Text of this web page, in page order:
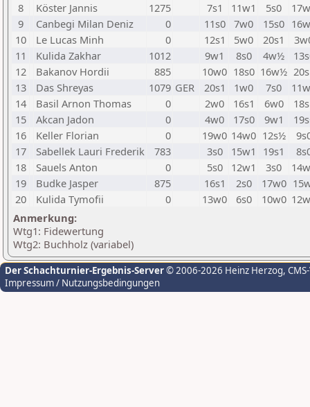
8
Köster Jannis 1275 7s1 11w1 5s0
9
Canbegi Milan Deniz 0 11s0 7w0 15s0
10
Le Lucas Minh 0 12s1 5w0 20s1
11
Kulida Zakhar 1012 9w1 8s0 4w½
12
Bakanov Hordii 885 10w0 18s0 16w½
13
Das Shreyas 1079 GER 20s1 1w0 7s0
14
Basil Arnon Thomas 0 2w0 16s1 6w0
15
Akcan Jadon 0 4w0 17s0 9w1
16
Keller Florian 0 19w0 14w0 12s½
17
Sabellek Lauri Frederik 783 3s0 15w1 19s1
18
Sauels Anton 0 5s0 12w1 3s0
19
Budke Jasper 875 16s1 2s0 17w0
20
Kulida Tymofii 0 13w0 6s0 10w0
Anmerkung:
Wtg1: Fidewertung
Wtg2: Buchholz (variabel)
Der Schachturnier-Ergebnis-Server© 2006-2026 Heinz Herzog,
Impressum / Nutzungsbedingungen